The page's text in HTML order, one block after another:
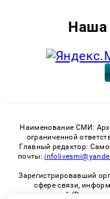
Наша
Наименование СМИ:
ограниченной
Главный редактор:
почты:
Зарегистрировавший
сфере связи,
коммуникаций